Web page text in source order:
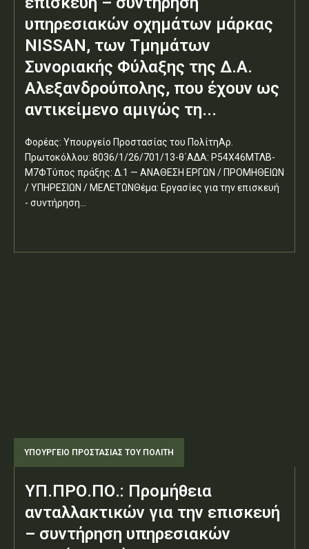
υπηρεσιακών οχημάτων μάρκας
NISSAN, των Τμημάτων
Συνοριακής Φύλαξης της Δ.Α.
Αλεξανδρούπολης, που έχουν ως
αντικείμενο αμιγώς τη...
Φορέας: Υπουργείο Προστασίας του ΠολίτηΑρ.
Πρωτοκόλλου: 8036/1/26/701/13-θ΄ΑΔΑ: Ρ54Χ46ΜΤΛΒ-
Μ7ΦΤύπος πράξης: Δ.1 — ΑΝΑΘΕΣΗ ΕΡΓΩΝ / ΠΡΟΜΗΘΕΙΩΝ
/ ΥΠΗΡΕΣΙΩΝ / ΜΕΛΕΤΩΝΘέμα: Εργασίες για την επισκευή
- συντήρηση...
ΥΠΟΥΡΓΕΊΟ ΠΡΟΣΤΑΣΊΑΣ ΤΟΥ ΠΟΛΊΤΗ
ΥΠ.ΠΡΟ.ΠΟ.: Προμήθεια
ανταλλακτικών για την επισκευή
– συντήρηση υπηρεσιακών